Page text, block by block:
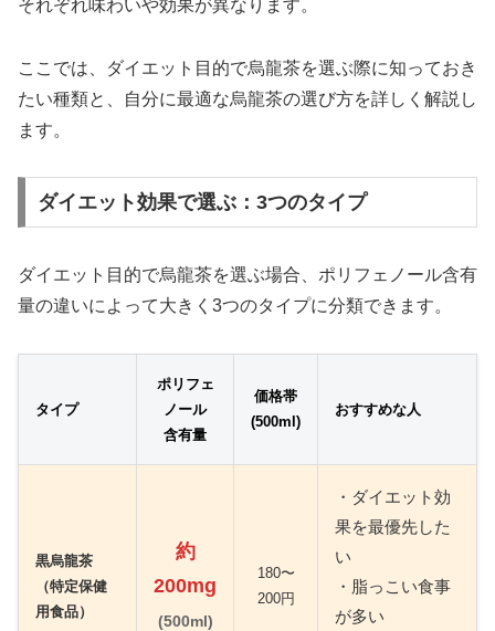
それぞれ味わいや効果が異なります。
ここでは、ダイエット目的で烏龍茶を選ぶ際に知っておき
たい種類と、自分に最適な烏龍茶の選び方を詳しく解説し
ます。
ダイエット効果で選ぶ：3つのタイプ
ダイエット目的で烏龍茶を選ぶ場合、ポリフェノール含有
量の違いによって大きく3つのタイプに分類できます。
タイプ
ポリフェ
ノール
含有量
価格帯
(500ml)
おすすめな人
黒烏龍茶
（特定保健
用食品）
約
200mg
(500ml)
180〜
200円
・ダイエット効
果を最優先した
い
・脂っこい食事
が多い